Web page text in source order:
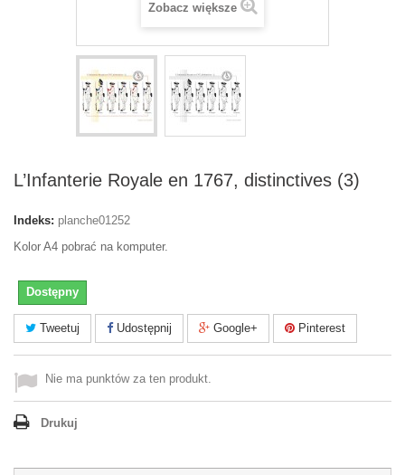
Zobacz większe
L’Infanterie Royale en 1767, distinctives (3)
Indeks: planche01252
Kolor A4 pobrać na komputer.
Dostępny
Tweetuj Udostępnij Google+ Pinterest
Nie ma punktów za ten produkt.
Drukuj